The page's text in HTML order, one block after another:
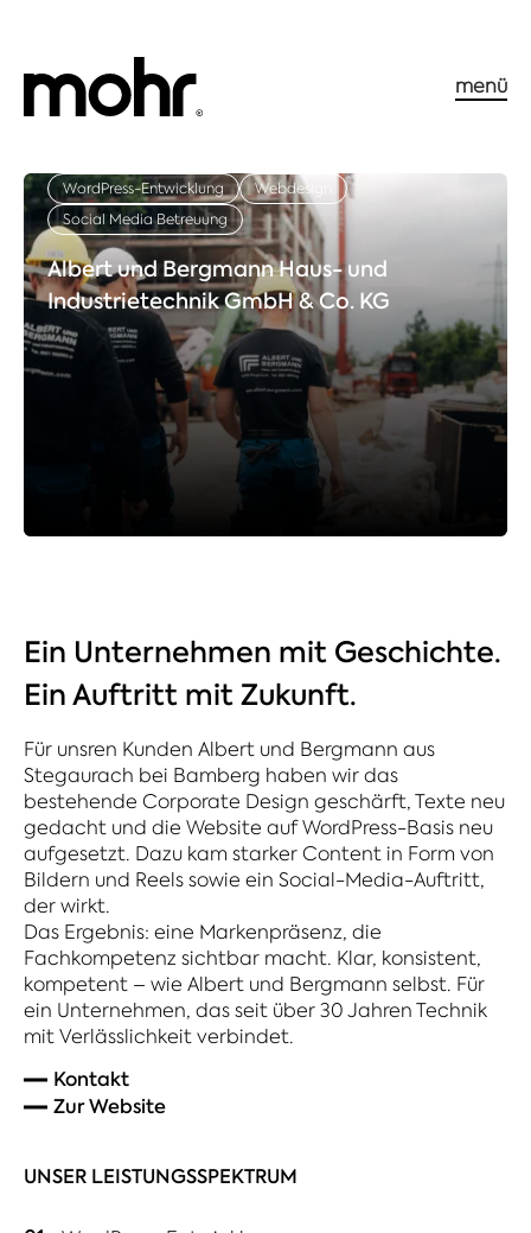
menü
WordPress-Entwicklung
Webdesign
Social Media Betreuung
Albert und Bergmann Haus- und
Industrietechnik GmbH & Co. KG
Ein Unternehmen mit Geschichte.
Ein Auftritt mit Zukunft.
Für unsren Kunden Albert und Bergmann aus
Stegaurach bei Bamberg haben wir das
bestehende Corporate Design geschärft, Texte neu
gedacht und die Website auf WordPress-Basis neu
aufgesetzt. Dazu kam starker Content in Form von
Bildern und Reels sowie ein Social-Media-Auftritt,
der wirkt.
Das Ergebnis: eine Markenpräsenz, die
Fachkompetenz sichtbar macht. Klar, konsistent,
kompetent – wie Albert und Bergmann selbst. Für
ein Unternehmen, das seit über 30 Jahren Technik
mit Verlässlichkeit verbindet.
Kontakt
Zur Website
UNSER LEISTUNGSSPEKTRUM